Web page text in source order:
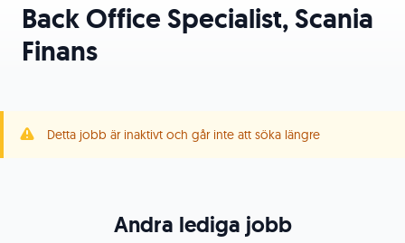
Back Office Specialist, Scania
Finans
Detta jobb är inaktivt och går inte att söka längre
Andra lediga jobb